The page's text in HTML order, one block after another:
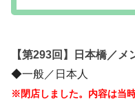
【第293回】日本橋／メ
◆一般／日本人
※閉店しました。内容は当時